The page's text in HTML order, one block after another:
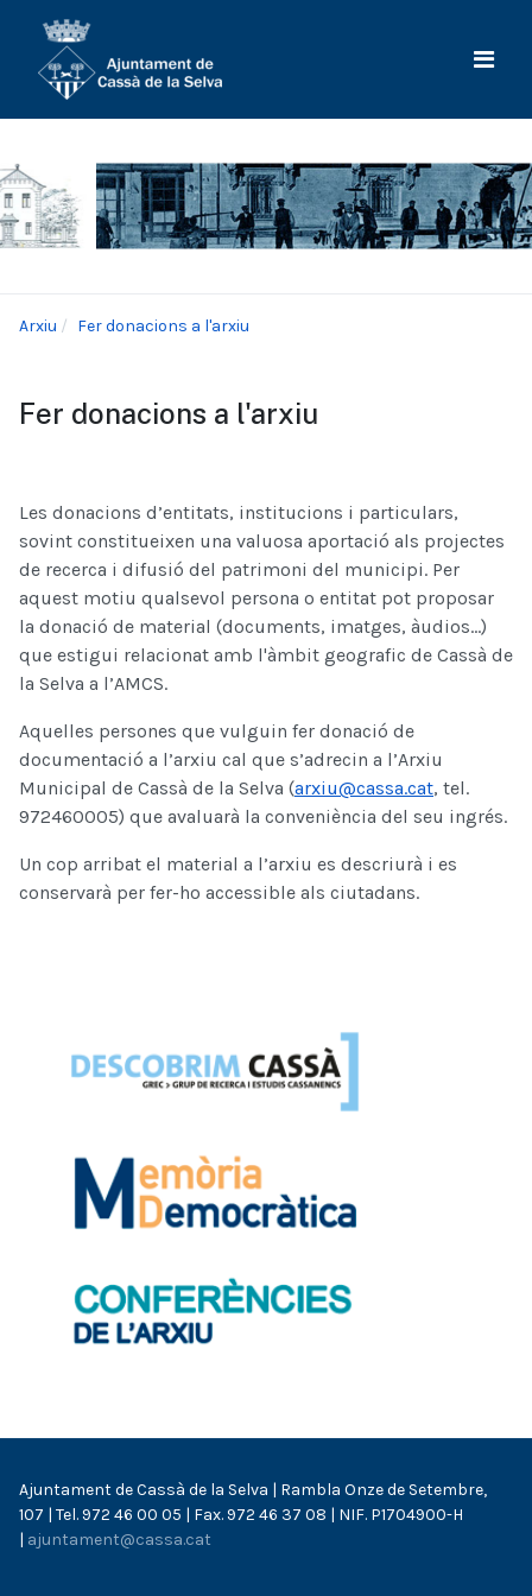
Arxiu Fer donacions a l'arxiu
Fer donacions a l'arxiu
Les donacions d’entitats, institucions i particulars,
sovint constitueixen una valuosa aportació als projectes
de recerca i difusió del patrimoni del municipi. Per
aquest motiu qualsevol persona o entitat pot proposar
la donació de material (documents, imatges, àudios...)
que estigui relacionat amb l'àmbit geografic de Cassà de
la Selva a l’AMCS.
Aquelles persones que vulguin fer donació de
documentació a l’arxiu cal que s’adrecin a l’Arxiu
Municipal de Cassà de la Selva (arxiu@cassa.cat, tel.
972460005) que avaluarà la conveniència del seu ingrés.
Un cop arribat el material a l’arxiu es descriurà i es
conservarà per fer-ho accessible als ciutadans.
Ajuntament de Cassà de la Selva | Rambla Onze de Setembre,
107 | Tel. 972 46 00 05 | Fax. 972 46 37 08 | NIF. P1704900-H
| ajuntament@cassa.cat